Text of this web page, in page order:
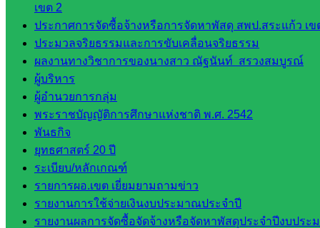
เขต 2
ประกาศการจัดซื้อจ้างหรือการจัดหาพัสดุ สพป.สระแก้ว เข
ประมวลจริยธรรมและการขับเคลื่อนจริยธรรม
ผลงานทางวิชาการของนางสาว ณัฐนันท์ สรวงสมบูรณ์
ผู้บริหาร
ผู้อำนวยการกลุ่ม
พระราชบัญญัติการศึกษาแห่งชาติ พ.ศ. 2542
พันธกิจ
ยุทธศาสตร์ 20 ปี
ระเบียบ/หลักเกณฑ์
รายการผอ.เขต เยี่ยมยามถามข่าว
รายงานการใช้จ่ายเงินงบประมาณประจำปี
รายงานผลการจัดซื้อจัดจ้างหรือจัดหาพัสดุประจำปีงบปร
กลุ่ม
บริหาร
งาน
บุคคล
กลุ่ม
พัฒนาครู
และบุ
คลากรฯ
กลุ่มนิ
เทศ
ติดตาม
และประ
เมินผลฯ